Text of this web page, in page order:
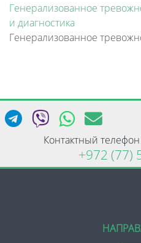
Генерализованное
и диагностика
Контактный
+972 (77)